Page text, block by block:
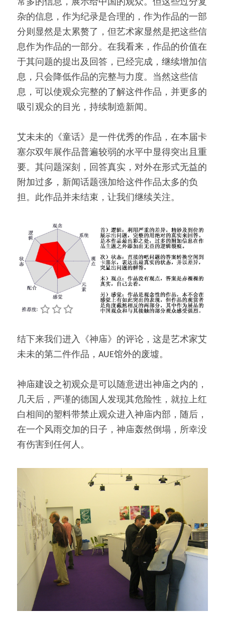
常多的信息，展示给中国的观众。但这些过分复
杂的信息，作为纪录是合理的，作为作品的一部
分则显然是太累赘了，但艺术家显然是把这些信
息作为作品的一部分。在我看来，作品的价值在
于其问题的提出及回答，已经完成，继续增加信
息，只会降低作品的完整与力度。当然这些信
息，可以使观众完整的了解这件作品，并更多的
吸引观众的目光，持续制造新闻。
艾未未的《童话》是一件优秀的作品，在本届卡
塞尔双年展作品普遍较弱的水平中显得突出且重
要。其问题深刻，回答真实，对外在形式无益的
附加过多，新闻话题强加给这件作品太多的负
担。此作品并未结束，让我们继续关注。
结下来我们进入《神庙》的评论，这是艺术家艾
未未的第二件作品，AUE馆外的废墟。
神庙建设之初观众是可以随意进出神庙之内的，
几天后，严谨的德国人发现其危险性，就拉上红
白相间的塑料带禁止观众进入神庙内部，随后，
在一个风雨交加的日子，神庙轰然倒塌，所幸没
有伤害到任何人。